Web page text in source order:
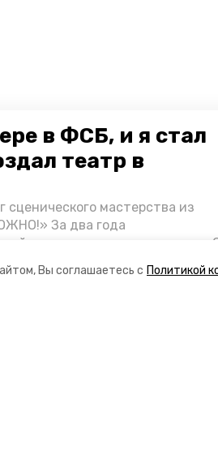
Вы соглашаетесь с Политикой
в ФСБ, и я стал
театр в
мастерства из
За два года
впереди — новые премьеры.